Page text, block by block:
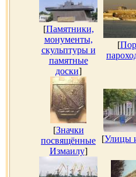
[Памятники,
монументы,
скульптуры и
памятные
доски]
[
[Значки
посвящённые
Измаилу]
[Улицы